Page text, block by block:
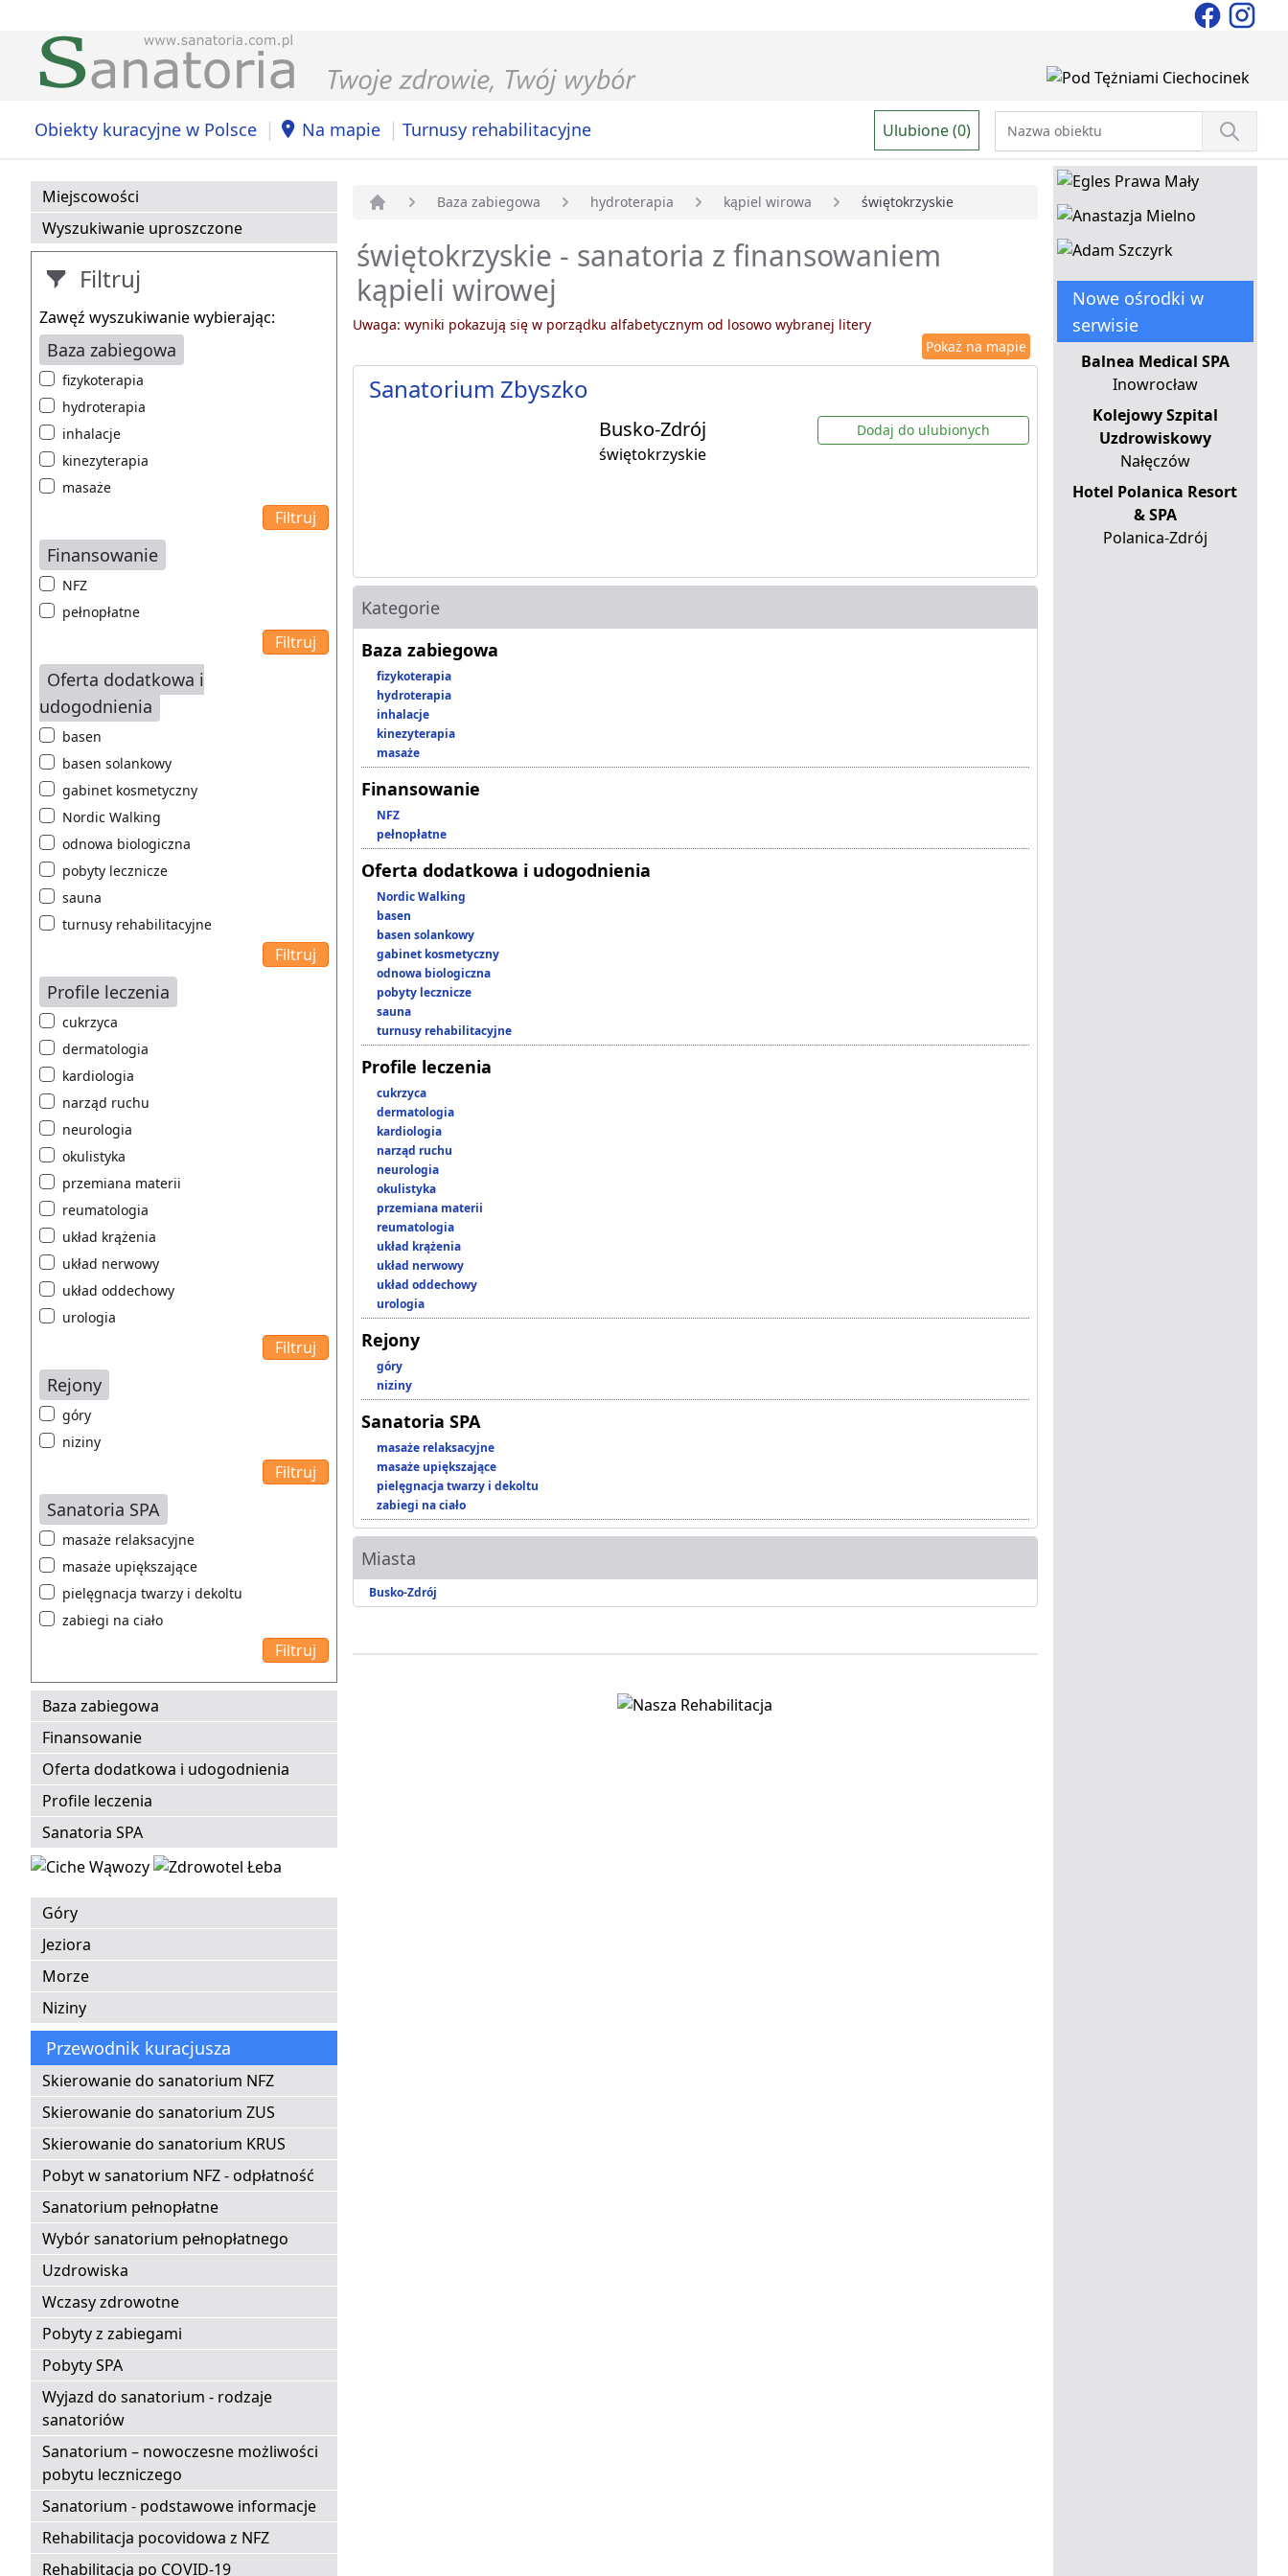
Obiekty kuracyjne w Polsce | Na mapie | Turnusy rehabilitacyjne Ulubione (0)
Miejscowości
Wyszukiwanie uproszczone
Filtruj
Zawęź wyszukiwanie wybierając:
Baza zabiegowa
fizykoterapia
hydroterapia
inhalacje
kinezyterapia
masaże
Finansowanie
NFZ
pełnopłatne
Oferta dodatkowa i
udogodnienia
basen
basen solankowy
gabinet kosmetyczny
Nordic Walking
odnowa biologiczna
pobyty lecznicze
sauna
turnusy rehabilitacyjne
Profile leczenia
cukrzyca
dermatologia
kardiologia
narząd ruchu
neurologia
okulistyka
przemiana materii
reumatologia
układ krążenia
układ nerwowy
układ oddechowy
urologia
Rejony
góry
niziny
Sanatoria SPA
masaże relaksacyjne
masaże upiększające
pielęgnacja twarzy i dekoltu
zabiegi na ciało
Baza zabiegowa
Finansowanie
Oferta dodatkowa i udogodnienia
Profile leczenia
Sanatoria SPA
Góry
Jeziora
Morze
Niziny
Przewodnik kuracjusza
Skierowanie do sanatorium NFZ
Skierowanie do sanatorium ZUS
Skierowanie do sanatorium KRUS
Pobyt w sanatorium NFZ - odpłatność
Sanatorium pełnopłatne
Wybór sanatorium pełnopłatnego
Uzdrowiska
Wczasy zdrowotne
Pobyty z zabiegami
Pobyty SPA
Wyjazd do sanatorium - rodzaje
sanatoriów
Sanatorium – nowoczesne możliwości
pobytu leczniczego
Sanatorium - podstawowe informacje
Rehabilitacja pocovidowa z NFZ
Rehabilitacja po COVID-19
Baza zabiegowa hydroterapia kąpiel wirowa świętokrzyskie
świętokrzyskie - sanatoria z finansowaniem
kąpieli wirowej
Uwaga: wyniki pokazują się w porządku alfabetycznym od losowo wybranej litery
Pokaż na mapie
Sanatorium Zbyszko
Busko-Zdrój
świętokrzyskie
Dodaj do ulubionych
Kategorie
Baza zabiegowa
fizykoterapia
hydroterapia
inhalacje
kinezyterapia
masaże
Finansowanie
NFZ
pełnopłatne
Oferta dodatkowa i udogodnienia
Nordic Walking
basen
basen solankowy
gabinet kosmetyczny
odnowa biologiczna
pobyty lecznicze
sauna
turnusy rehabilitacyjne
Profile leczenia
cukrzyca
dermatologia
kardiologia
narząd ruchu
neurologia
okulistyka
przemiana materii
reumatologia
układ krążenia
układ nerwowy
układ oddechowy
urologia
Rejony
góry
niziny
Sanatoria SPA
masaże relaksacyjne
masaże upiększające
pielęgnacja twarzy i dekoltu
zabiegi na ciało
Miasta
Busko-Zdrój
Nowe ośrodki w
serwisie
Balnea Medical SPA
Inowrocław
Kolejowy Szpital
Uzdrowiskowy
Nałęczów
Hotel Polanica Resort
& SPA
Polanica-Zdrój